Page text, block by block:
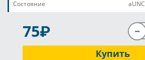
Состояние
aUNC
75P
Купить